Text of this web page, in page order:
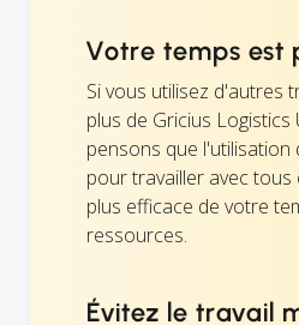
Votre temps est
Si vous utilisez d'autres
plus de Gricius Logistics
pensons que l'utilisation
pour travailler avec tous
plus efficace de votre
ressources.
Évitez le travail